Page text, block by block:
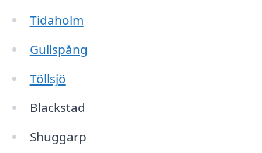
Tidaholm
Gullspång
Töllsjö
Blackstad
Shuggarp